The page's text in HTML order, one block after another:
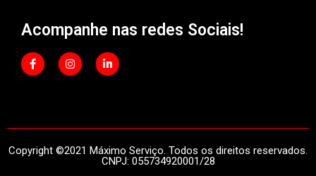
Acompanhe nas redes Sociais!
Copyright ©2021 Máximo Serviço. Todos os direitos reservados.
CNPJ: 055734920001/28